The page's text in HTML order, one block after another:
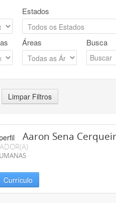
Estados
Áreas Busca
Limpar Filtros
Aaron Sena
Currículo